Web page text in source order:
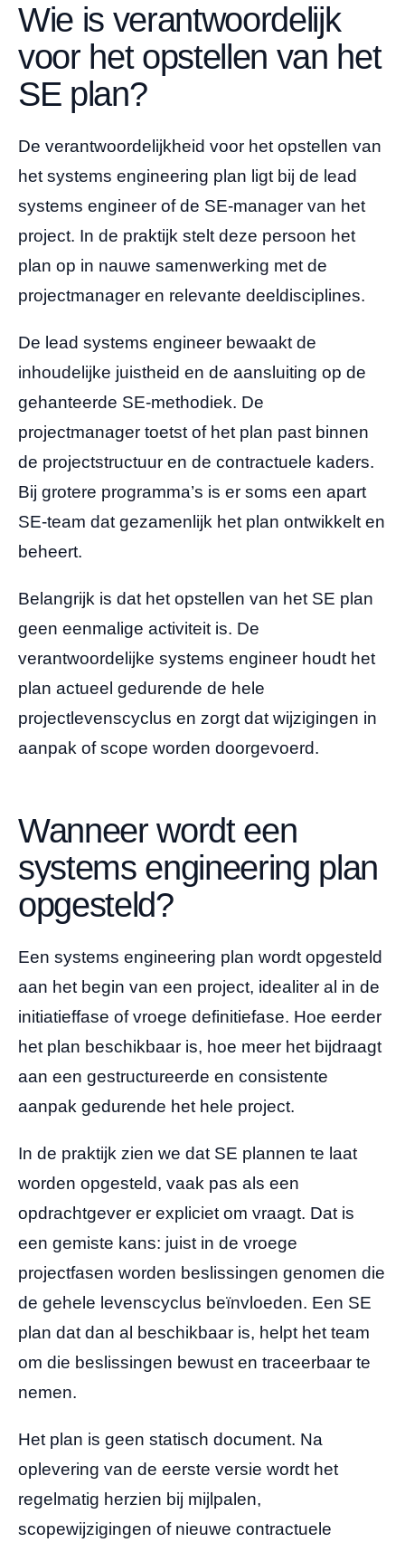
Wie is verantwoordelijk
voor het opstellen van het
SE plan?
De verantwoordelijkheid voor het opstellen van
het systems engineering plan ligt bij de lead
systems engineer of de SE-manager van het
project. In de praktijk stelt deze persoon het
plan op in nauwe samenwerking met de
projectmanager en relevante deeldisciplines.
De lead systems engineer bewaakt de
inhoudelijke juistheid en de aansluiting op de
gehanteerde SE-methodiek. De
projectmanager toetst of het plan past binnen
de projectstructuur en de contractuele kaders.
Bij grotere programma’s is er soms een apart
SE-team dat gezamenlijk het plan ontwikkelt en
beheert.
Belangrijk is dat het opstellen van het SE plan
geen eenmalige activiteit is. De
verantwoordelijke systems engineer houdt het
plan actueel gedurende de hele
projectlevenscyclus en zorgt dat wijzigingen in
aanpak of scope worden doorgevoerd.
Wanneer wordt een
systems engineering plan
opgesteld?
Een systems engineering plan wordt opgesteld
aan het begin van een project, idealiter al in de
initiatieffase of vroege definitiefase. Hoe eerder
het plan beschikbaar is, hoe meer het bijdraagt
aan een gestructureerde en consistente
aanpak gedurende het hele project.
In de praktijk zien we dat SE plannen te laat
worden opgesteld, vaak pas als een
opdrachtgever er expliciet om vraagt. Dat is
een gemiste kans: juist in de vroege
projectfasen worden beslissingen genomen die
de gehele levenscyclus beïnvloeden. Een SE
plan dat dan al beschikbaar is, helpt het team
om die beslissingen bewust en traceerbaar te
nemen.
Het plan is geen statisch document. Na
oplevering van de eerste versie wordt het
regelmatig herzien bij mijlpalen,
scopewijzigingen of nieuwe contractuele